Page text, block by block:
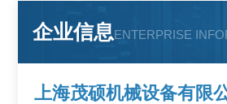
企业信息ENTERPRISE
上海茂硕机械设备有限